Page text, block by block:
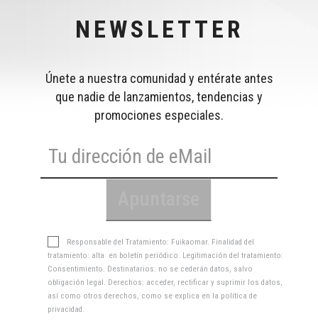
NEWSLETTER
Únete a nuestra comunidad y entérate antes
que nadie de lanzamientos, tendencias y
promociones especiales.
Responsable del Tratamiento: Fuikaomar. Finalidad del
tratamiento: alta en boletín periódico. Legitimación del tratamiento:
Consentimiento. Destinatarios: no se cederán datos, salvo
obligación legal. Derechos: acceder, rectificar y suprimir los datos,
así como otros derechos, como se explica en la política de
privacidad